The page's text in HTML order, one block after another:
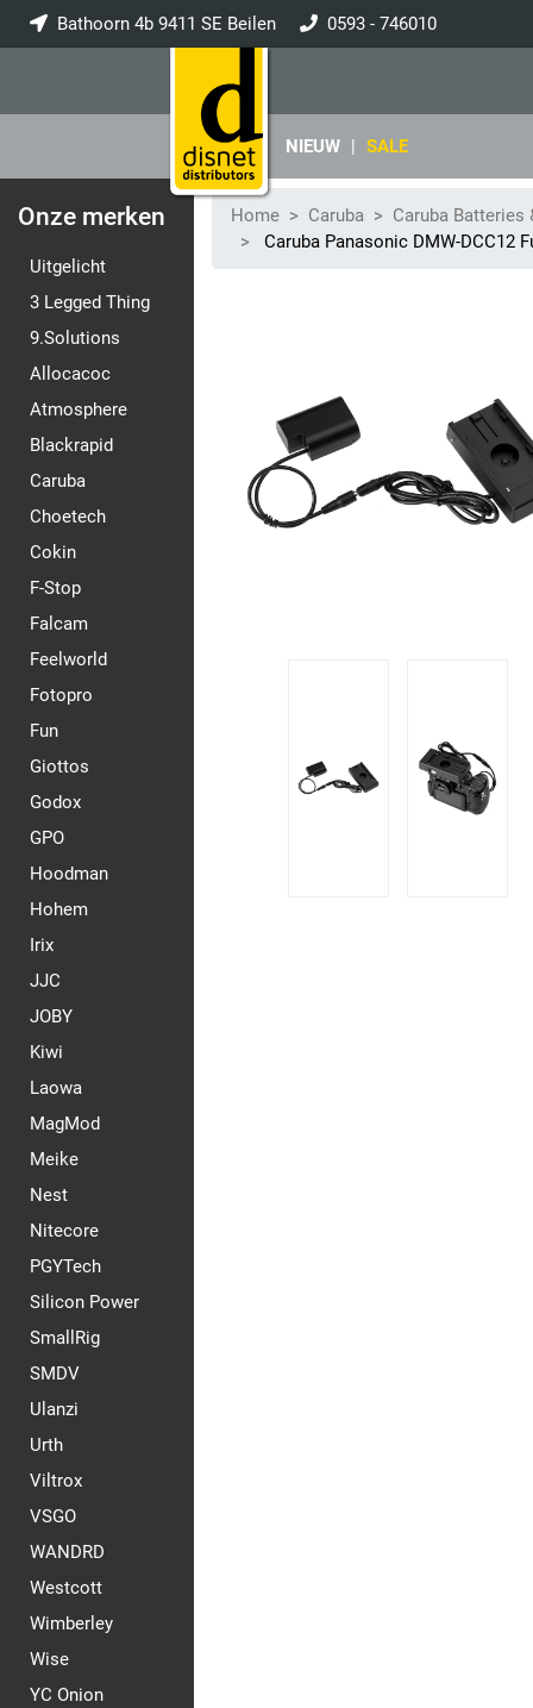
Bathoorn 4b 9411 SE Beilen 0593 - 746010
NIEUW | SALE
Onze merken
Uitgelicht
3 Legged Thing
9.Solutions
Allocacoc
Atmosphere
Blackrapid
Caruba
Choetech
Cokin
F-Stop
Falcam
Feelworld
Fotopro
Fun
Giottos
Godox
GPO
Hoodman
Hohem
Irix
JJC
JOBY
Kiwi
Laowa
MagMod
Meike
Nest
Nitecore
PGYTech
Silicon Power
SmallRig
SMDV
Ulanzi
Urth
Viltrox
VSGO
WANDRD
Westcott
Wimberley
Wise
YC Onion
Home Caruba
Caruba
Caruba Panasonic DMW-DCC12